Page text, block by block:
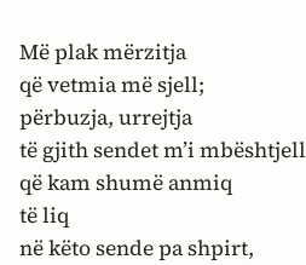
Më plak mërzitja
që vetmia më sjell;
përbuzja, urrejtja
të gjith sendet m’i mbështjell
që kam shumë anmiq
të liq
në këto sende pa shpirt,